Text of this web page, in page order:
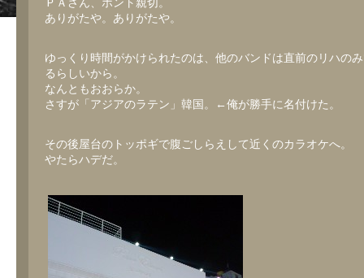
ありがたや。ありがたや。
ゆっくり時間がかけられたのは、他のバンドは直前のリハの
るらしいから。
なんともおおらか。
さすが「アジアのラテン」韓国。←俺が勝手に名付けた。
その後屋台のトッポギで腹ごしらえして近くのカラオケへ。
やたらハデだ。